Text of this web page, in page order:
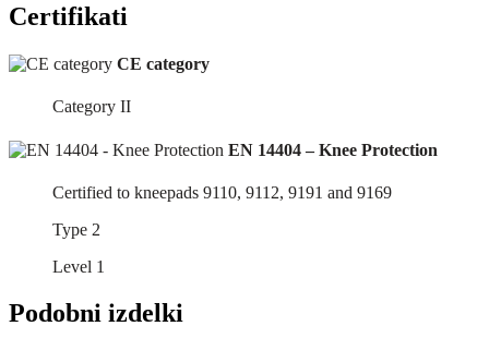
Certifikati
CE category
Category II
EN 14404 – Knee Protection
Certified to kneepads 9110, 9112, 9191 and 9169
Type 2
Level 1
Podobni izdelki